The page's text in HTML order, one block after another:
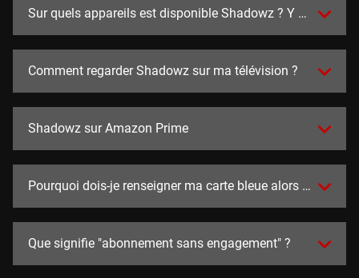
Sur quels appareils est disponible Shadowz ? Y a t-il des
Comment regarder Shadowz sur ma télévision ?
Shadowz sur Amazon Prime
Pourquoi dois-je renseigner ma carte bleue alors que
Que signifie "abonnement sans engagement" ?